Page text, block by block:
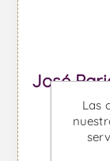
José
Las